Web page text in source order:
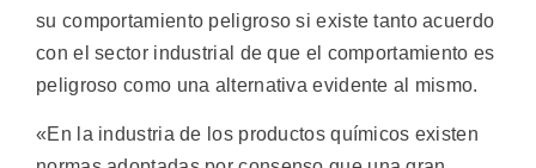
su comportamiento peligroso si existe tanto acuerdo
con el sector industrial de que el comportamiento es
peligroso como una alternativa evidente al mismo.
«En la industria de los productos químicos existen